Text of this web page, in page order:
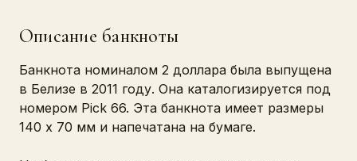
Описание банкноты
Банкнота номиналом 2 доллара была выпущена
в Белизе в 2011 году. Она каталогизируется под
номером Pick 66. Эта банкнота имеет размеры
140 x 70 мм и напечатана на бумаге.